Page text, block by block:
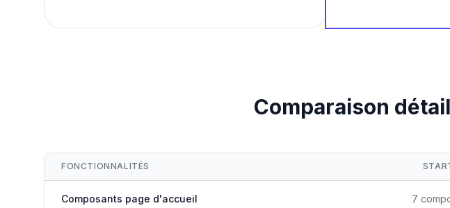
Comparaison
FONCTIONNALITÉS
Composants page d'accueil 7